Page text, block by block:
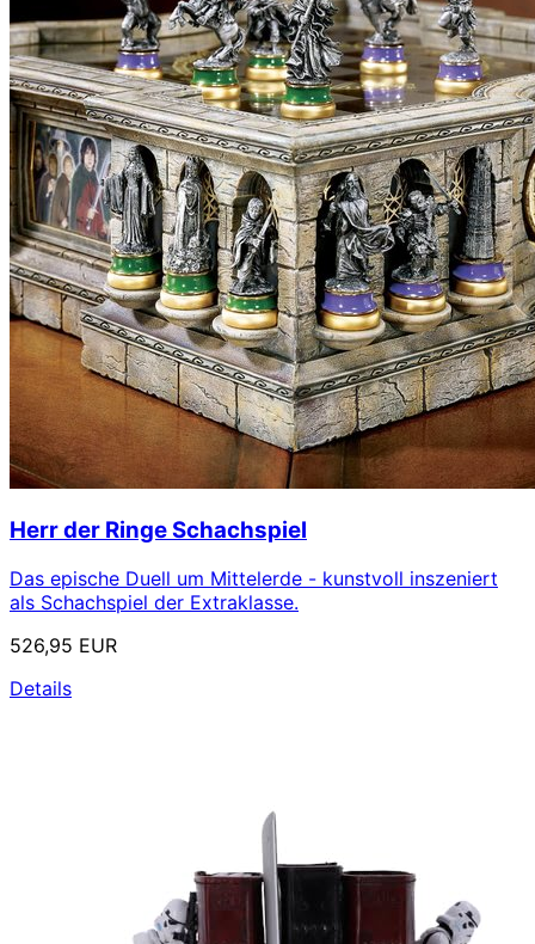
Herr der Ringe Schachspiel
Das epische Duell um Mittelerde - kunstvoll inszeniert
als Schachspiel der Extraklasse.
526,95 EUR
Details